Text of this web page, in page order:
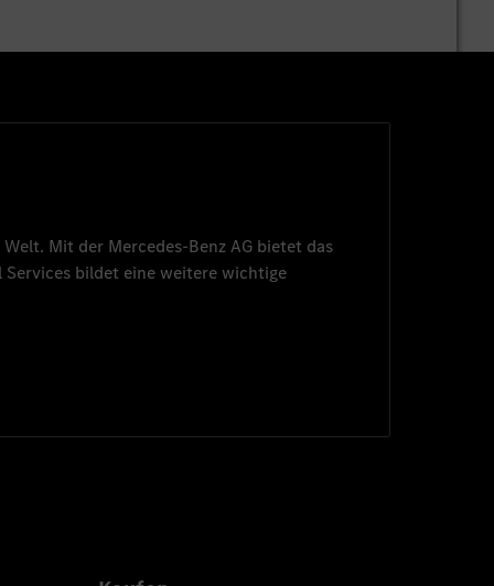
Mit der Mercedes-Benz AG bietet das
Services bildet eine weitere wichtige